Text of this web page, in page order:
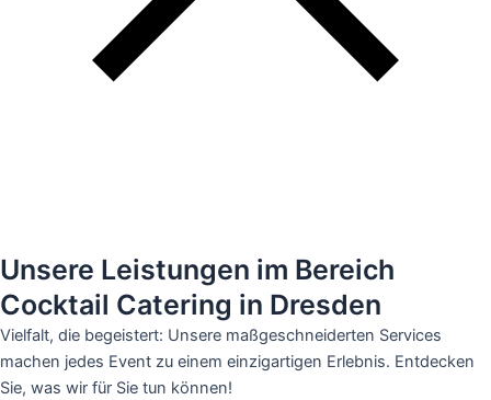
Unsere Leistungen im Bereich
Cocktail Catering in Dresden
Vielfalt, die begeistert: Unsere maßgeschneiderten Services
machen jedes Event zu einem einzigartigen Erlebnis. Entdecken
Sie, was wir für Sie tun können!